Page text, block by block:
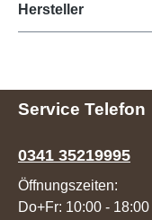
Hersteller
Service Telefon
0341 35219995
Öffnungszeiten:
Do+Fr: 10:00 - 18:00